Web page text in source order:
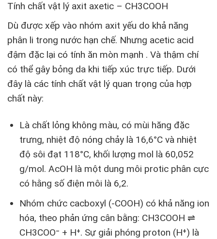
Tính chất vật lý axit axetic – CH3COOH
Dù được xếp vào nhóm axit yếu do khả năng
phân li trong nước hạn chế. Nhưng acetic acid
đậm đặc lại có tính ăn mòn mạnh . Và thậm chí
có thể gây bỏng da khi tiếp xúc trực tiếp. Dưới
đây là các tính chất vật lý quan trọng của hợp
chất này:
Là chất lỏng không màu, có mùi hăng đặc
trưng, nhiệt độ nóng chảy là 16,6°C và nhiệt
độ sôi đạt 118°C, khối lượng mol là 60,052
g/mol. AcOH là một dung môi protic phân cực
có hằng số điện môi là 6,2.
Nhóm chức cacboxyl (-COOH) có khả năng ion
hóa, theo phản ứng cân bằng: CH3COOH ⇌
CH3COO⁻ + H⁺. Sự giải phóng proton (H⁺) là